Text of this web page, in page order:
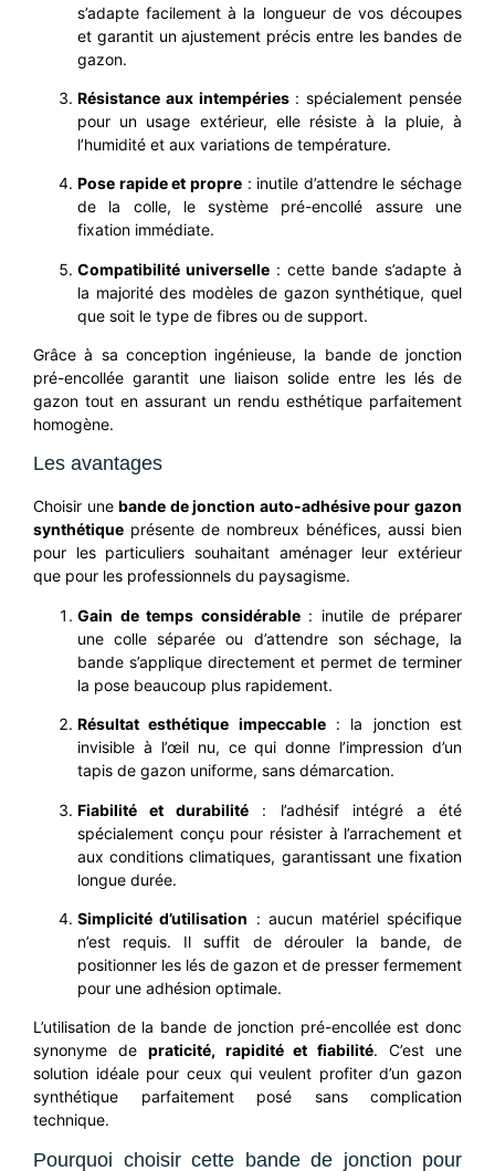
s’adapte facilement à la longueur de vos découpes
et garantit un ajustement précis entre les bandes de
gazon.
Résistance aux intempéries: spécialement pensée
pour un usage extérieur, elle résiste à la pluie, à
l’humidité et aux variations de température.
Pose rapide et propre: inutile d’attendre le séchage
de la colle, le système pré-encollé assure une
fixation immédiate.
Compatibilité universelle : cette bande s’adapte à
la majorité des modèles de gazon synthétique, quel
que soit le type de fibres ou de support.
Grâce à sa conception ingénieuse, la bande de jonction
pré-encollée garantit une liaison solide entre les lés de
gazon tout en assurant un rendu esthétique parfaitement
homogène.
Les avantages
Choisir unebande de jonction auto-adhésive pour gazon
synthétique présente de nombreux bénéfices, aussi bien
pour les particuliers souhaitant aménager leur extérieur
que pour les professionnels du paysagisme.
Gain de temps considérable: inutile de préparer
une colle séparée ou d’attendre son séchage, la
bande s’applique directement et permet de terminer
la pose beaucoup plus rapidement.
Résultat esthétique impeccable: la jonction est
invisible à l’œil nu, ce qui donne l’impression d’un
tapis de gazon uniforme, sans démarcation.
Fiabilité et durabilité : l’adhésif intégré a été
spécialement conçu pour résister à l’arrachement et
aux conditions climatiques, garantissant une fixation
longue durée.
Simplicité d’utilisation : aucun matériel spécifique
n’est requis. Il suffit de dérouler la bande, de
positionner les lés de gazon et de presser fermement
pour une adhésion optimale.
L’utilisation de la bande de jonction pré-encollée est donc
synonyme de praticité, rapidité et fiabilité. C’est une
solution idéale pour ceux qui veulent profiter d’un gazon
synthétique parfaitement posé sans complication
technique.
Pourquoi choisir cette bande de jonction pour